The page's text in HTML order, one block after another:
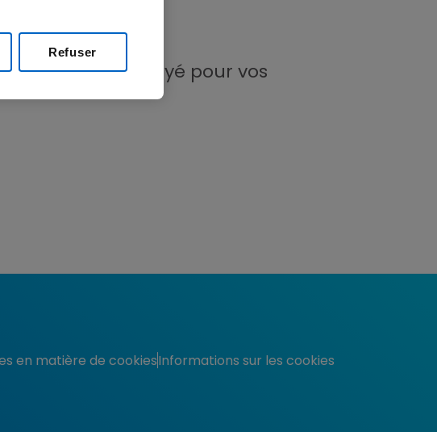
vous a été envoyé pour vos
en matière de cookiesInformations sur les cookies
Refuser